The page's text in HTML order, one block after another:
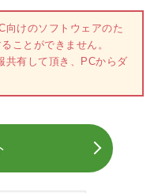
向けのソフトウェアのた
ことができません。
共有して頂き、PCからダ